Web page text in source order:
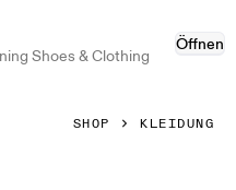
Shoes & Clothing
Öffnen
SHOP KLEIDUNG